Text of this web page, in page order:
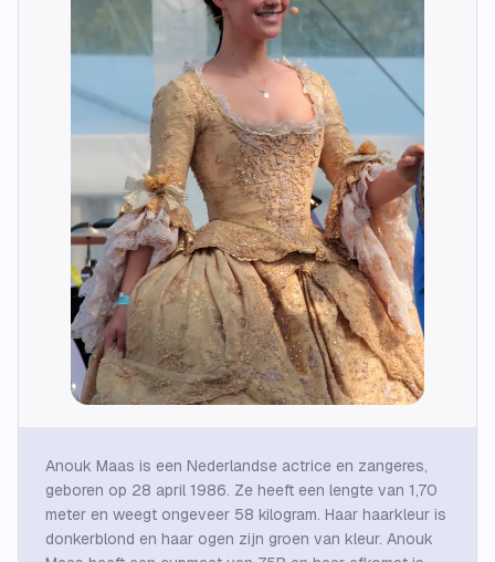
Anouk Maas is een Nederlandse actrice en zangeres,
geboren op 28 april 1986. Ze heeft een lengte van 1,70
meter en weegt ongeveer 58 kilogram. Haar haarkleur is
donkerblond en haar ogen zijn groen van kleur. Anouk